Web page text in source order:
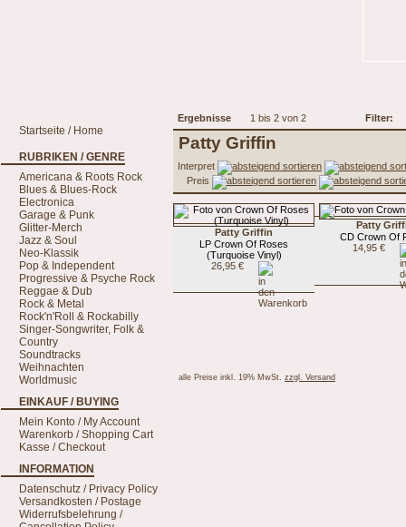
Ergebnisse 1 bis 2 von 2 Filter:
Startseite / Home
RUBRIKEN / GENRE
Americana & Roots Rock
Blues & Blues-Rock
Electronica
Garage & Punk
Glitter-Merch
Jazz & Soul
Neo-Klassik
Pop & Independent
Progressive & Psyche Rock
Reggae & Dub
Rock & Metal
Rock'n'Roll & Rockabilly
Singer-Songwriter, Folk &
Country
Soundtracks
Weihnachten
Worldmusic
EINKAUF / BUYING
Mein Konto / My Account
Warenkorb / Shopping Cart
Kasse / Checkout
INFORMATION
Datenschutz / Privacy Policy
Versandkosten / Postage
Widerrufsbelehrung /
Patty Griffin
Interpret
Preis
Patty Griffin
LP Crown Of Roses
(Turquoise Vinyl)
26,95 €
Patty
CD Crown Of
14,95 €
alle Preise inkl. 19% MwSt. zzgl. Versand